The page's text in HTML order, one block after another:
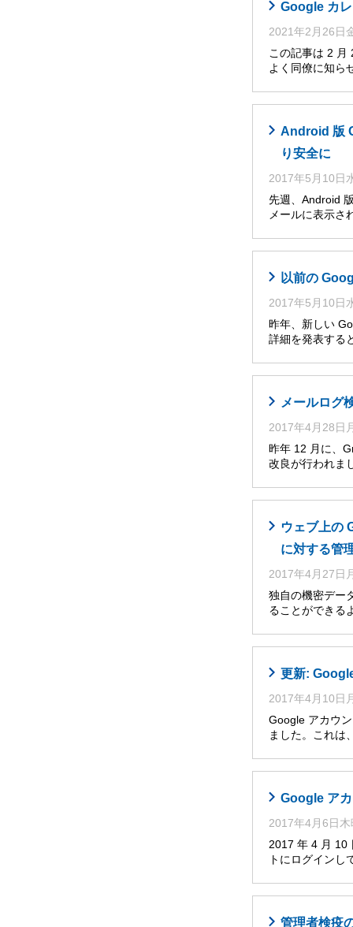
Google カ
2021年2月26日
この記事は 2
よく同僚に知ら
Android 版
り安全に
2017年5月10日
先週、Android
メールに表示
以前の
2017年5月10日
昨年、新しい
詳細を発表する
メールログ
2017年4月28日
昨年 12 月に、
改良が行われま
ウェブ上の
に対する管
2017年4月27日
独自の機密デー
ることができる
更新:
2017年4月10日
Google アカウ
ました。これは
Google ア
2017年4月6日木
2017 年 4 月 10
トにログイン
管理者検疫